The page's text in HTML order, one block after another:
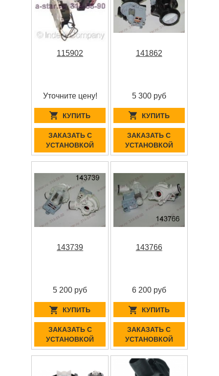
115902
Уточните цену!
КУПИТЬ
ЗАКАЗАТЬ С
УСТАНОВКОЙ
141862
5 300 руб
КУПИТЬ
ЗАКАЗАТЬ С
УСТАНОВКОЙ
143739
5 200 руб
КУПИТЬ
ЗАКАЗАТЬ С
УСТАНОВКОЙ
143766
6 200 руб
КУПИТЬ
ЗАКАЗАТЬ С
УСТАНОВКОЙ